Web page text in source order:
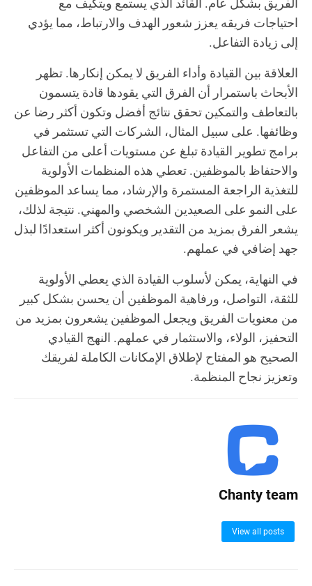
احتياجات فريقه يعزز شعور الهدف والارتباط، مما يؤدي
إلى زيادة التفاعل.
العلاقة بين القيادة وأداء الفريق لا يمكن إنكارها. تظهر
الأبحاث باستمرار أن الفرق التي يقودها قادة يتسمون
بالتعاطف والتمكين تحقق نتائج أفضل وتكون أكثر رضا عن
وظائفها. على سبيل المثال، الشركات التي تستثمر في
برامج تطوير القيادة تبلغ عن مستويات أعلى من التفاعل
والاحتفاظ بالموظفين. تعطي هذه المنظمات الأولوية
للتغذية الراجعة المستمرة والإرشاد، مما يساعد الموظفين
على النمو على الصعيدين الشخصي والمهني. نتيجة لذلك،
يشعر الفرق بمزيد من التقدير ويكونون أكثر استعدادًا لبذل
جهد إضافي في عملهم.
في النهاية، يمكن لأسلوب القيادة الذي يعطي الأولوية
للثقة، التواصل، ورفاهية الموظفين أن يحسن بشكل كبير
من معنويات الفريق ويجعل الموظفين يشعرون بمزيد من
التحفيز، الولاء، والاستثمار في عملهم. النهج القيادي
الصحيح هو المفتاح لإطلاق الإمكانات الكاملة لفريقك
وتعزيز نجاح المنظمة.
Chanty team
View all posts